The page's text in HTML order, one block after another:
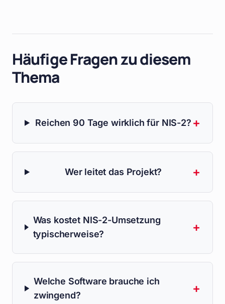
Häufige Fragen zu diesem
Thema
Reichen 90 Tage wirklich für NIS-2? +
Wer leitet das Projekt? +
Was kostet NIS-2-Umsetzung
typischerweise?
+
Welche Software brauche ich
zwingend?
+